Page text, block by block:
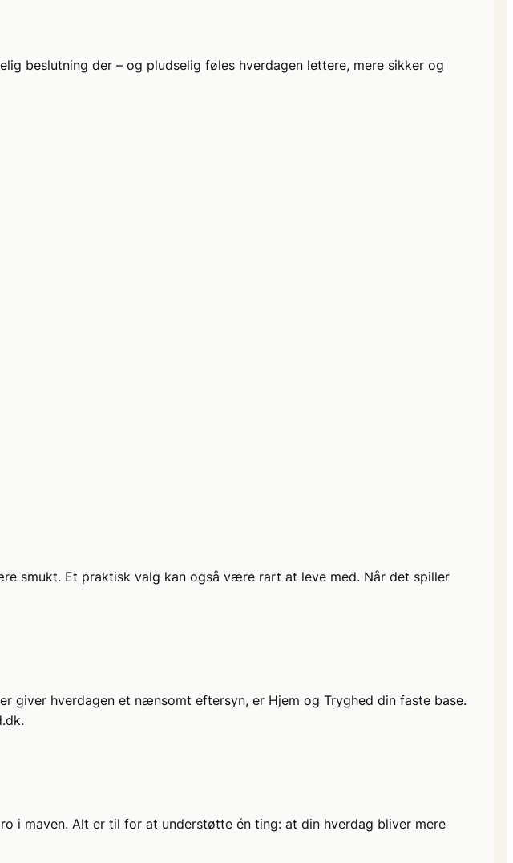
beslutning der – og pludselig føles hverdagen lettere, mere sikker og
smukt. Et praktisk valg kan også være rart at leve med. Når det spiller
giver hverdagen et nænsomt eftersyn, er Hjem og Tryghed din faste base.
i maven. Alt er til for at understøtte én ting: at din hverdag bliver mere